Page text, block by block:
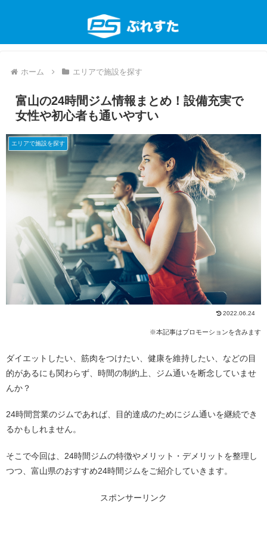
ホーム エリアで施設を探す
富山の24時間ジム情報まとめ！設備充実で
女性や初心者も通いやすい
エリアで施設を探す
2022.06.24
※本記事はプロモーションを含みます
ダイエットしたい、筋肉をつけたい、健康を維持したい、などの目
的があるにも関わらず、時間の制約上、ジム通いを断念していませ
んか？
24時間営業のジムであれば、目的達成のためにジム通いを継続でき
るかもしれません。
そこで今回は、24時間ジムの特徴やメリット・デメリットを整理し
つつ、富山県のおすすめ24時間ジムをご紹介していきます。
スポンサーリンク